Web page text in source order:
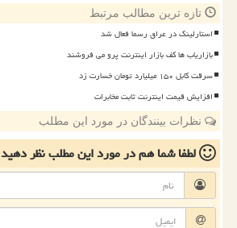
تازه ترین مطالب مرتبط
استارلینک در عراق رسما فعال شد
بازاریاب ها کف بازار اینترنت پرو می فروشند
سرقت کابل ۱۵۰ میلیارد تومان خسارت زد
افزایش قیمت اینترنت ثابت مخابرات
نظرات بینندگان در مورد این مطلب
لطفا شما همدر مورد این مطلبنظر دهید